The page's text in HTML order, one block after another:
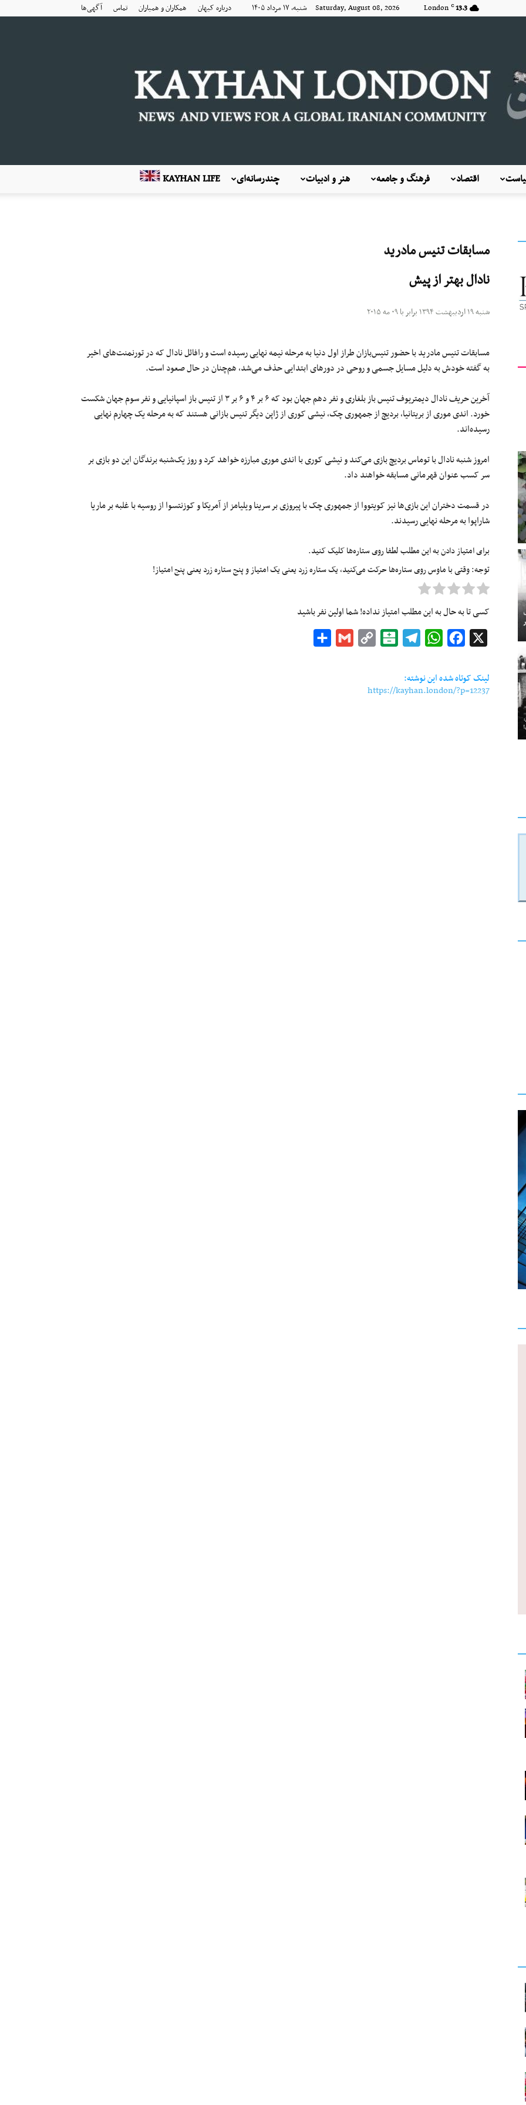
13.3
C
London Saturday, August 08, 2026 شنبه, ۱۷ مرداد ۱۴۰۵ درباره کیهان همکاران و همیاران تماس آگهی‌ها
لندن
KAYHAN LIFE چندرسانه‌ای هنر و ادبیات فرهنگ و جامعه اقتصاد
مسابقات تنیس مادرید
نادال بهتر از پیش
شنبه ۱۹ اردیبهشت ۱۳۹۴ برابر با ۰۹ مه ۲۰۱۵
مسابقات تنیس مادرید با حضور تنیس‌بازان طراز اول دنیا به مرحله نیمه نهایی رسیده است و رافائل نادال که در تورنمنت‌های اخیر
به گفته خودش به دلیل مسایل جسمی و روحی در دورهای ابتدایی حذف می‌شد، هم‌چنان در حال صعود است.
آخرین حریف نادال دیمتریوف تنیس باز بلغاری و نفر دهم جهان بود که ۶ بر ۴ و ۶ بر ۳ از تنیس باز اسپانیایی و نفر سوم جهان شکست
خورد. اندی موری از بریتانیا، بردیچ از جمهوری چک، نیشی کوری از ژاپن دیگر تنیس بازانی هستند که به مرحله یک چهارم نهایی
رسیده‌اند.
امروز شنبه نادال با توماس بردیچ بازی می‌کند و نیشی کوری با اندی موری مبارزه خواهد کرد و روز یک‌شنبه برندگان این دو بازی بر
سر کسب عنوان قهرمانی مسابقه خواهند داد.
در قسمت دختران این بازی‌ها نیز کویتووا از جمهوری چک با پیروزی بر سرینا ویلیامز از آمریکا و کوزنتسوا از روسیه با غلبه بر ماریا
شاراپوا به مرحله نهایی رسیدند.
برای امتیاز دادن به این مطلب لطفا روی ستاره‌ها کلیک کنید.
توجه: وقتی با ماوس روی ستاره‌ها حرکت می‌کنید، یک ستاره زرد یعنی یک امتیاز و پنج ستاره زرد یعنی پنج امتیاز!
کسی تا به حال به این مطلب امتیاز نداده! شما اولین نفر باشید
Facebook
WhatsApp
Telegram
Balatarin
Copy
Gmail
لینک کوتاه شده این نوشته:
https://kayhan.london/?p=12237